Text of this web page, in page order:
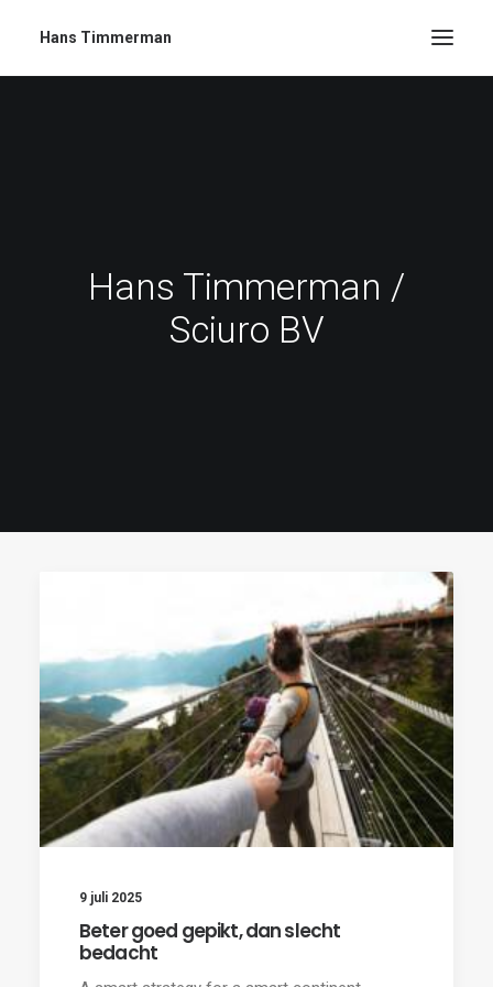
Hans Timmerman
Hans Timmerman /
Sciuro BV
9 juli 2025
Beter goed gepikt, dan slecht
bedacht